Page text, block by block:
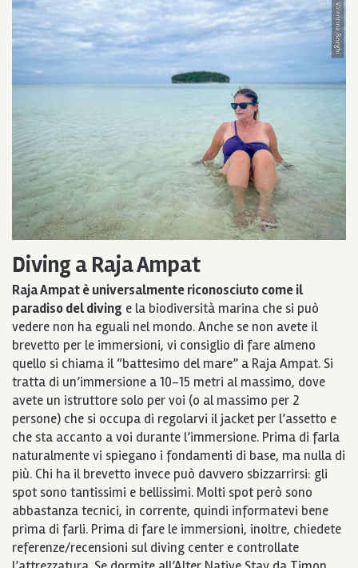
Diving a Raja Ampat
Raja Ampat è universalmente riconosciuto come il
paradiso del diving e la biodiversità marina che si può
vedere non ha eguali nel mondo. Anche se non avete il
brevetto per le immersioni, vi consiglio di fare almeno
quello si chiama il “battesimo del mare” a Raja Ampat. Si
tratta di un’immersione a 10-15 metri al massimo, dove
avete un istruttore solo per voi (o al massimo per 2
persone) che si occupa di regolarvi il jacket per l’assetto e
che sta accanto a voi durante l’immersione. Prima di farla
naturalmente vi spiegano i fondamenti di base, ma nulla di
più. Chi ha il brevetto invece può davvero sbizzarrirsi: gli
spot sono tantissimi e bellissimi. Molti spot però sono
abbastanza tecnici, in corrente, quindi informatevi bene
prima di farli. Prima di fare le immersioni, inoltre, chiedete
referenze/recensioni sul diving center e controllate